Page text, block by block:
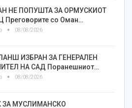
НЕ ПОПУШТА ЗА ОРМУСКИОТ
Преговорите со Оман…
08/08/2026
ИЗБРАН ЗА ГЕНЕРАЛЕН
НА САД Поранешниот…
08/08/2026
ЗА МУСЛИМАНСКО